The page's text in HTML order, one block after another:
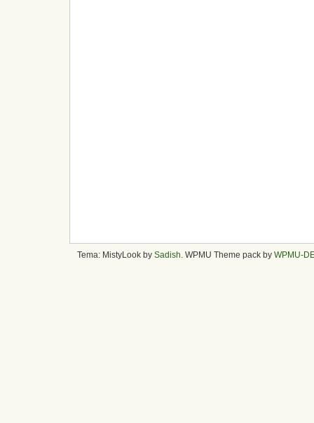
Tema: MistyLook by Sadish . WPMU Theme pack by WPMU-